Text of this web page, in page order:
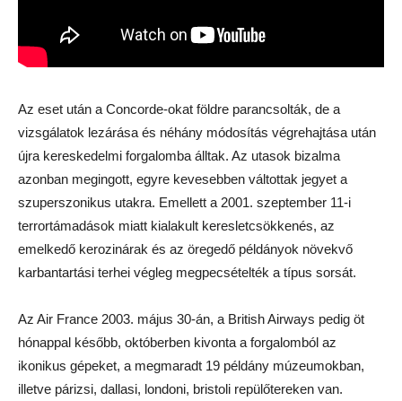
Az eset után a Concorde-okat földre parancsolták, de a
vizsgálatok lezárása és néhány módosítás végrehajtása után
újra kereskedelmi forgalomba álltak. Az utasok bizalma
azonban megingott, egyre kevesebben váltottak jegyet a
szuperszonikus utakra. Emellett a 2001. szeptember 11-i
terrortámadások miatt kialakult keresletcsökkenés, az
emelkedő kerozinárak és az öregedő példányok növekvő
karbantartási terhei végleg megpecsételték a típus sorsát.
Az Air France 2003. május 30-án, a British Airways pedig öt
hónappal később, októberben kivonta a forgalomból az
ikonikus gépeket, a megmaradt 19 példány múzeumokban,
illetve párizsi, dallasi, londoni, bristoli repülőtereken van.